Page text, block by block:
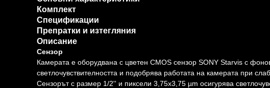
Комплект
Спецификации
Препратки и изтегляния
Описание
Сензор
Камерата е оборудвана с цветен CMOS сензор SONY Starvis с
светлочувствителността и подобрява работата на камерата при
Сензорът с размер 1/2'' и пиксели 3,75x3,75 µm осигурява